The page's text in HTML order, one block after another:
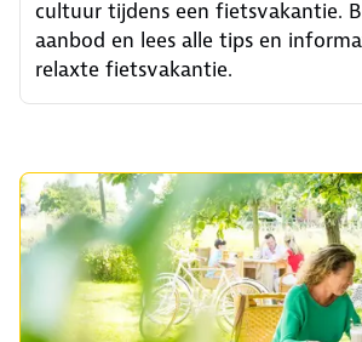
cultuur tijdens een fietsvakantie.
aanbod en lees alle tips en
relaxte fietsvakantie.